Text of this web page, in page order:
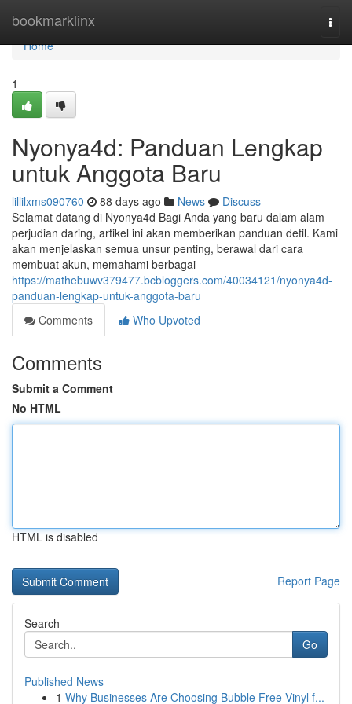
bookmarklinx
Home
Home
1
Nyonya4d: Panduan Lengkap
untuk Anggota Baru
lillilxms090760 88 days ago News
Discuss
Selamat datang di Nyonya4d Bagi Anda yang baru dalam alam
perjudian daring, artikel ini akan memberikan panduan detil. Kami
akan menjelaskan semua unsur penting, berawal dari cara
membuat akun, memahami berbagai
https://mathebuwv379477.bcbloggers.com/40034121/nyonya4d-
panduan-lengkap-untuk-anggota-baru
Comments
Who Upvoted
Comments
Submit a Comment
No HTML
HTML is disabled
Report Page
Search
Go
Published News
1 Why Businesses Are Choosing Bubble Free Vinyl f...